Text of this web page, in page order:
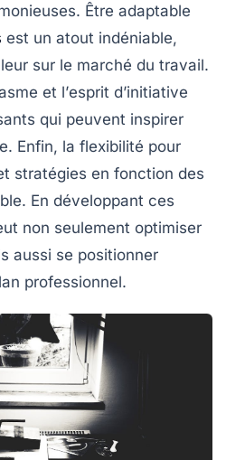
Être adaptable
est un atout indéniable,
sur le marché du travail.
et l’esprit d’initiative
qui peuvent inspirer
Enfin, la flexibilité pour
stratégies en fonction des
En développant ces
non seulement optimiser
aussi se positionner
professionnel.